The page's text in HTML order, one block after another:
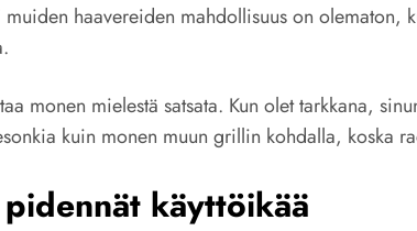
haavereiden mahdollisuus on olematon,
monen mielestä satsata. Kun olet tarkkana,
kuin monen muun grillin kohdalla, koska
käyttöikää